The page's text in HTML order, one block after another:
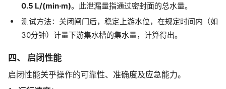
0.5 L/(min·m)。此泄漏量指通过密封面的总水量。
测试方法：关闭闸门后，稳定上游水位，在规定时间内（如
30分钟）计量下游集水槽的集水量，计算得出。
四、 启闭性能
启闭性能关乎操作的可靠性、准确度及应急能力。